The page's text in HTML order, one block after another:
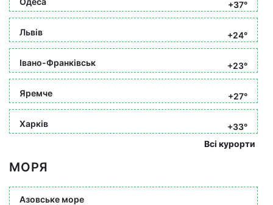
+37°
Львів +24°
Івано-Франківськ +23°
Яремче +27°
Харків
+33°
Всі курорти
МОРЯ
Азовське море